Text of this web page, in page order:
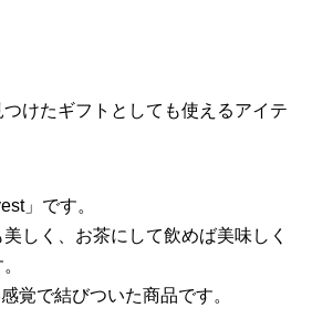
けたギフトとしても使えるアイテ
」です。
しく、お茶にして飲めば美味しく
感覚で結びついた商品です。